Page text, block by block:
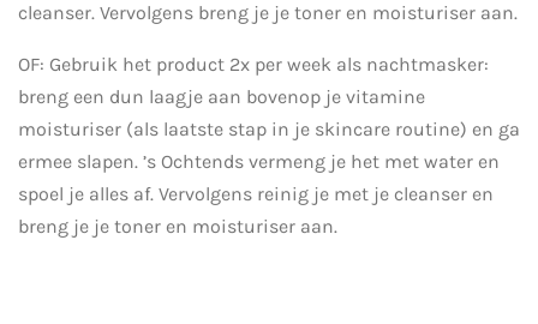
cleanser. Vervolgens breng je je toner en moisturiser aan.
OF: Gebruik het product 2x per week als nachtmasker:
breng een dun laagje aan bovenop je vitamine
moisturiser (als laatste stap in je skincare routine) en ga
ermee slapen. ’s Ochtends vermeng je het met water en
spoel je alles af. Vervolgens reinig je met je cleanser en
breng je je toner en moisturiser aan.